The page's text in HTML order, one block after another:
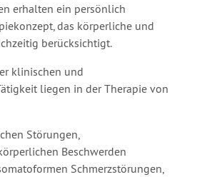
erhalten ein persönlich
das körperliche und
berücksichtigt.
klinischen und
liegen in der Therapie von
Störungen,
Beschwerden
Schmerzstörungen,